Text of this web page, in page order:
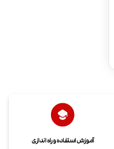
آموزش استفاده و راه اندازی